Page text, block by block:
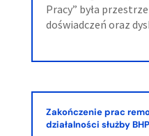
Pracy” była
doświadczeń oraz
Zakończenie prac
działalności służby BHP